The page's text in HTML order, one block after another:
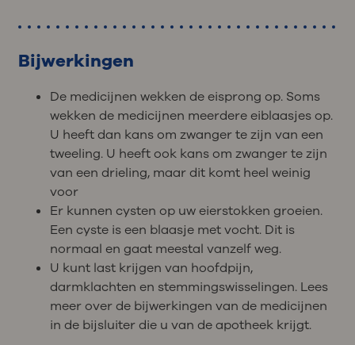
Bijwerkingen
De medicijnen wekken de eisprong op. Soms
wekken de medicijnen meerdere eiblaasjes op.
U heeft dan kans om zwanger te zijn van een
tweeling. U heeft ook kans om zwanger te zijn
van een drieling, maar dit komt heel weinig
voor
Er kunnen cysten op uw eierstokken groeien.
Een cyste is een blaasje met vocht. Dit is
normaal en gaat meestal vanzelf weg.
U kunt last krijgen van hoofdpijn,
darmklachten en stemmingswisselingen. Lees
meer over de bijwerkingen van de medicijnen
in de bijsluiter die u van de apotheek krijgt.